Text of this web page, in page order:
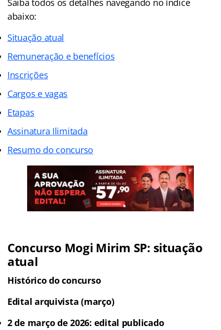
abaixo:
Situação atual
Remuneração e benefícios
Inscrições
Cargos e vagas
Etapas
Assinatura Ilimitada
Resumo do concurso
Concurso Mogi Mirim SP: situação
atual
Histórico do concurso
Edital arquivista (março)
2 de março de 2026: edital publicado